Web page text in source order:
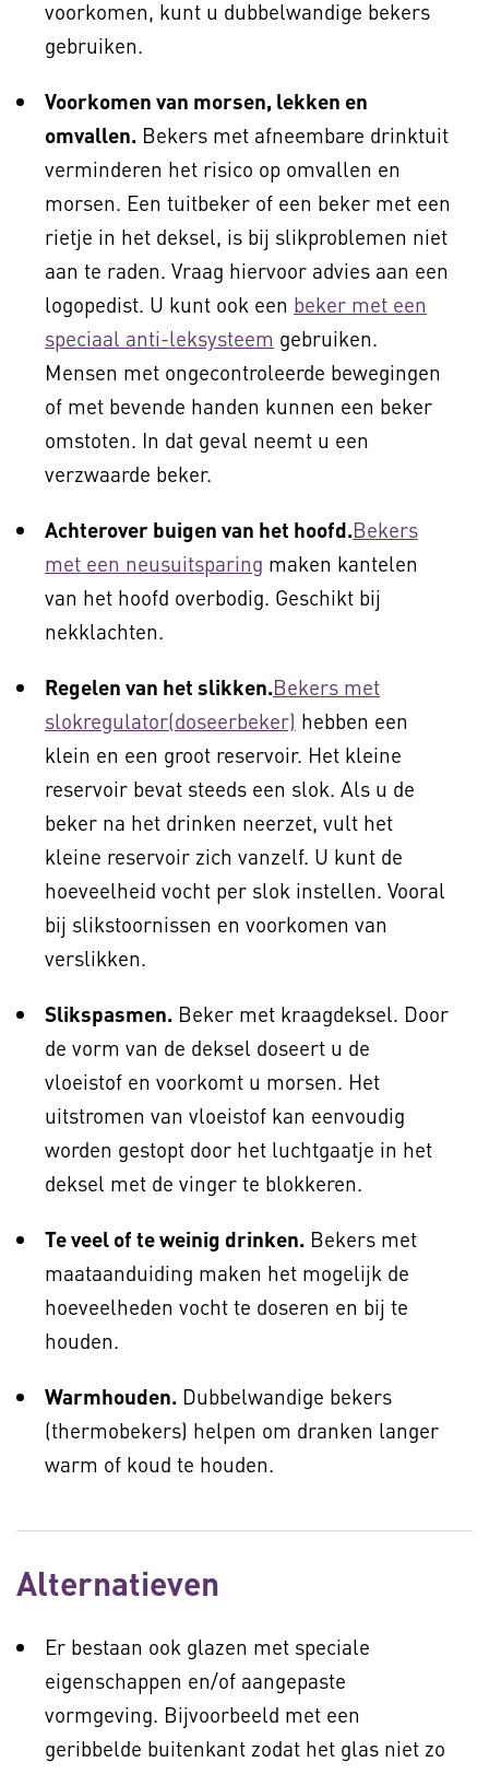
voorkomen, kunt u dubbelwandige bekers
gebruiken.
Voorkomen van morsen, lekken en
omvallen. Bekers met afneembare drinktuit
verminderen het risico op omvallen en
morsen. Een tuitbeker of een beker met een
rietje in het deksel, is bij slikproblemen niet
aan te raden. Vraag hiervoor advies aan een
logopedist. U kunt ook een beker met een
speciaal anti-leksysteem gebruiken.
Mensen met ongecontroleerde bewegingen
of met bevende handen kunnen een beker
omstoten. In dat geval neemt u een
verzwaarde beker.
Achterover buigen van het hoofd.Bekers
met een neusuitsparing maken kantelen
van het hoofd overbodig. Geschikt bij
nekklachten.
Regelen van het slikken.Bekers met
slokregulator(doseerbeker) hebben een
klein en een groot reservoir. Het kleine
reservoir bevat steeds een slok. Als u de
beker na het drinken neerzet, vult het
kleine reservoir zich vanzelf. U kunt de
hoeveelheid vocht per slok instellen. Vooral
bij slikstoornissen en voorkomen van
verslikken.
Slikspasmen. Beker met kraagdeksel. Door
de vorm van de deksel doseert u de
vloeistof en voorkomt u morsen. Het
uitstromen van vloeistof kan eenvoudig
worden gestopt door het luchtgaatje in het
deksel met de vinger te blokkeren.
Te veel of te weinig drinken. Bekers met
maataanduiding maken het mogelijk de
hoeveelheden vocht te doseren en bij te
houden.
Warmhouden. Dubbelwandige bekers
(thermobekers) helpen om dranken langer
warm of koud te houden.
Alternatieven
Er bestaan ook glazen met speciale
eigenschappen en/of aangepaste
vormgeving. Bijvoorbeeld met een
geribbelde buitenkant zodat het glas niet zo